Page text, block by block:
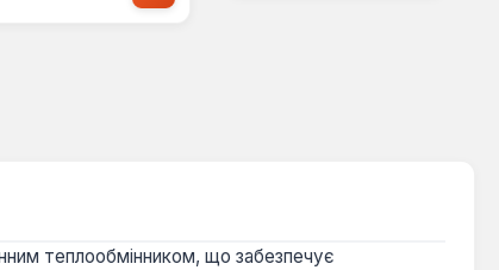
теплообмінником, що забезпечує